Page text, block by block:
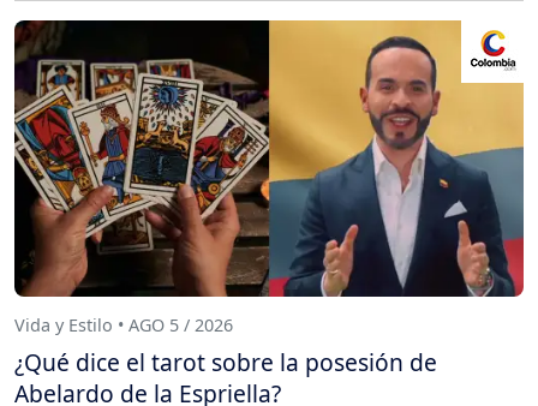
Vida y Estilo • AGO 5 / 2026
¿Qué dice el tarot sobre la posesión de
Abelardo de la Espriella?